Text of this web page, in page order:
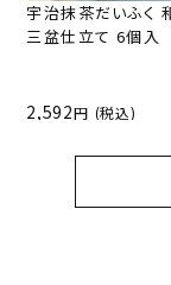
宇治抹茶だいふく
三盆仕立て 6個入
2,592 (税込)